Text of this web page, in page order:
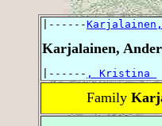
|------
Karjalainen,
|------ , Kristina
Family